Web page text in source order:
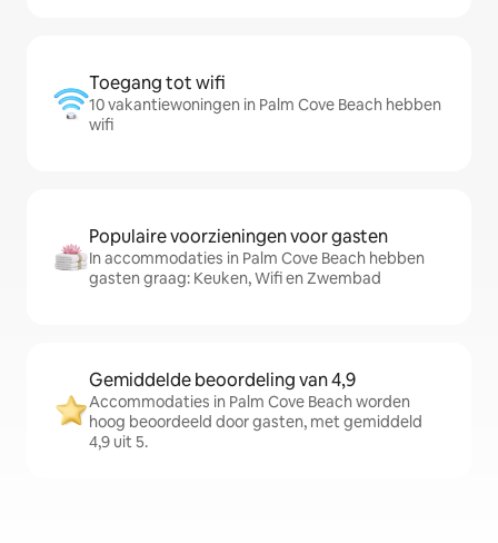
Toegang tot wifi
10 vakantiewoningen in Palm Cove Beach hebben
wifi
Populaire voorzieningen voor gasten
In accommodaties in Palm Cove Beach hebben
gasten graag: Keuken, Wifi en Zwembad
Gemiddelde beoordeling van 4,9
Accommodaties in Palm Cove Beach worden
hoog beoordeeld door gasten, met gemiddeld
4,9 uit 5.